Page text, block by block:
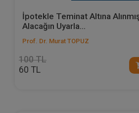
İpotekle Teminat Altına
Alacağın Uyarla...
Prof. Dr. Murat TOPUZ
100 TL
60 TL